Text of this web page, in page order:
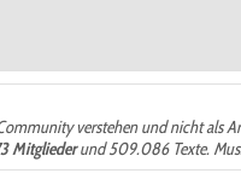
verstehen und nicht
Mitgliederund 509.086 Texte.